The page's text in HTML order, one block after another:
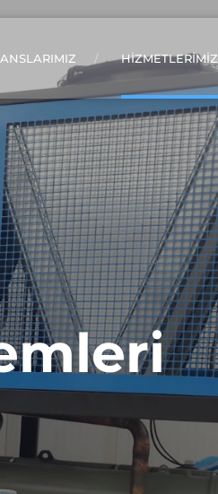
HİZMETLERİMİZ